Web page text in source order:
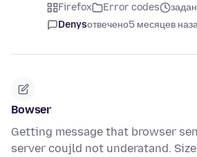
Firefox Error codes
Denysотвечено5 месяцев
Bowser
Getting message that browser
server coujld not underatand.